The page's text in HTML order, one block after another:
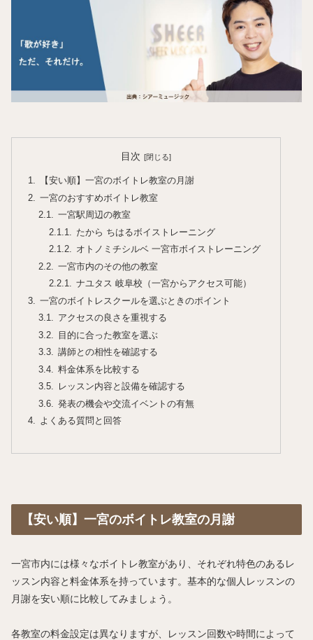
目次
【安い順】一宮のボイトレ教室の月謝
一宮のおすすめボイトレ教室
一宮駅周辺の教室
たから ちはるボイストレーニング
オトノミチシルベ 一宮市ボイストレーニング
一宮市内のその他の教室
ナユタス 岐阜校（一宮からアクセス可能）
一宮のボイトレスクールを選ぶときのポイント
アクセスの良さを重視する
目的に合った教室を選ぶ
講師との相性を確認する
料金体系を比較する
レッスン内容と設備を確認する
発表の機会や交流イベントの有無
よくある質問と回答
【安い順】一宮のボイトレ教室の月謝
一宮市内には様々なボイトレ教室があり、それぞれ特色のあるレ
ッスン内容と料金体系を持っています。基本的な個人レッスンの
月謝を安い順に比較してみましょう。
各教室の料金設定は異なりますが、レッスン回数や時間によって